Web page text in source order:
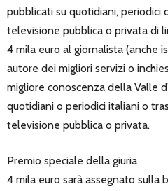
pubblicati su quotidiani, periodici
televisione pubblica o privata di
4 mila euro al giornalista (anche
autore dei migliori servizi o
migliore conoscenza della Valle
quotidiani o periodici italiani o
televisione pubblica o privata.
Premio speciale della giuria
4 mila euro sarà assegnato sulla